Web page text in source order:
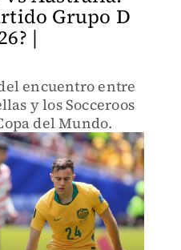
Grupo D
|
encuentro entre
y los Socceroos
del Mundo.